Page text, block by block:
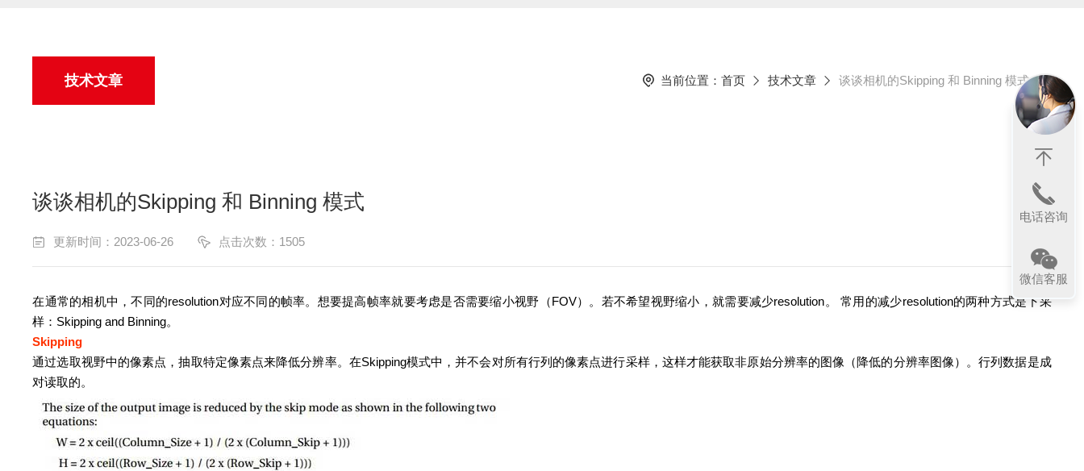
技术文章 当前位置： 首页 技术文章 谈谈相机的Skipping 和 Binning 模式
谈谈相机的Skipping 和 Binning 模式
更新时间：2023-06-26 点击次数：1505
在通常的相机中，不同的resolution对应不同的帧率。想要提高帧率就要考虑是否需要缩小视野（FOV）。若不希望视野缩小，就需要减少resolution。 常用的减少resolution的两种方式是下采
样：Skipping and Binning。
Skipping
通过选取视野中的像素点，抽取特定像素点来降低分辨率。在Skipping模式中，并不会对所有行列的像素点进行采样，这样才能获取非原始分辨率的图像（降低的分辨率图像）。行列数据是成
对读取的。
电话咨询
微信客服